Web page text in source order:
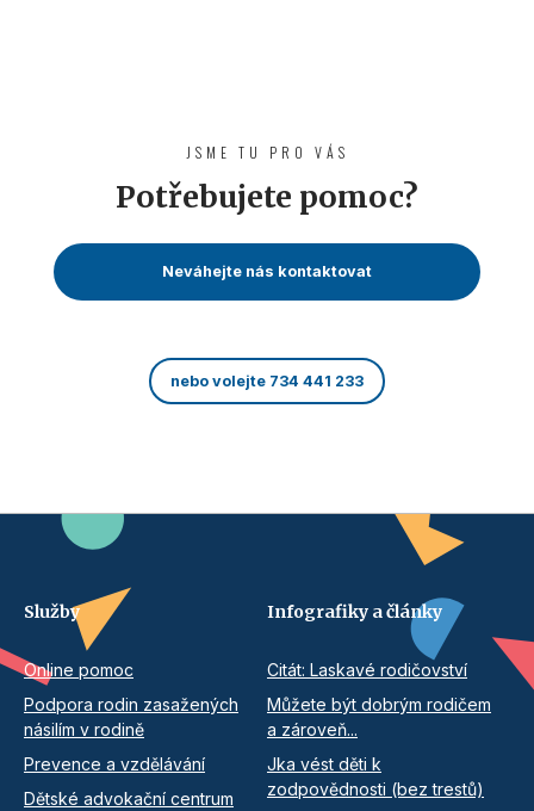
JSME TU PRO VÁS
Potřebujete pomoc?
Neváhejte nás kontaktovat
nebo volejte 734 441 233
Služby
Online pomoc
Podpora rodin zasažených
násilím v rodině
Prevence a vzdělávání
Dětské advokační centrum
Infografiky a články
Citát: Laskavé rodičovství
Můžete být dobrým rodičem
a zároveň...
Jka vést děti k
zodpovědnosti (bez trestů)